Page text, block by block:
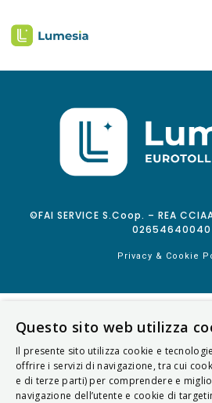
©FAI SERVICE S.Coop. – REA
02654640040
Privacy & Cookie
Questo sito web utilizza
Il presente sito utilizza cookie e
offrire i servizi di navigazione, tra cui
e di terze parti) per comprendere e
navigazione dell’utente e cookie di